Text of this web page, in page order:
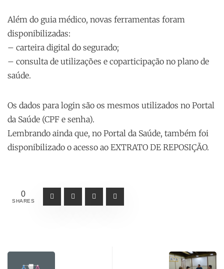
Além do guia médico, novas ferramentas foram
disponibilizadas:
– carteira digital do segurado;
– consulta de utilizações e coparticipação no plano de
saúde.
Os dados para login são os mesmos utilizados no Portal
da Saúde (CPF e senha).
Lembrando ainda que, no Portal da Saúde, também foi
disponibilizado o acesso ao EXTRATO DE REPOSIÇÃO.
0
SHARES